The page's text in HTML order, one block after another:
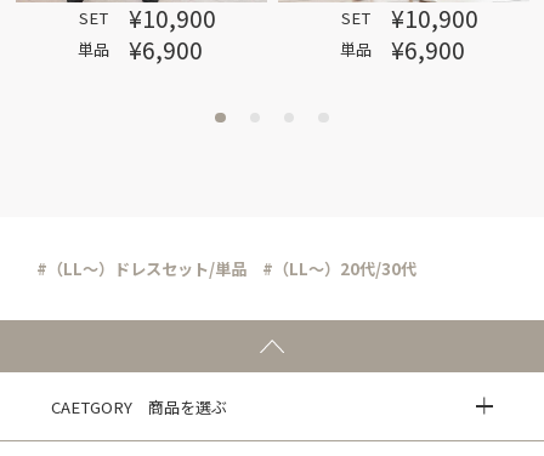
SET ¥10,900
単品 ¥6,900
SET ¥10,900
単品 ¥6,900
#（LL～）ドレスセット/単品 #（LL～）20代/30代
CAETGORY 商品を選ぶ